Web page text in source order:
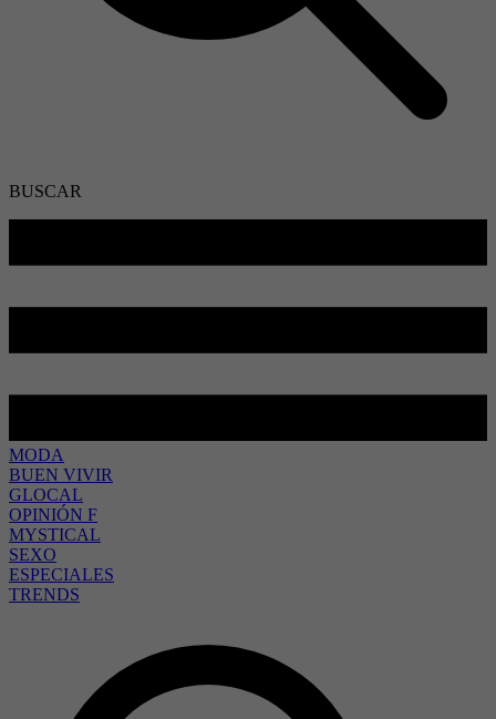
BUSCAR
MODA
BUEN VIVIR
GLOCAL
OPINIÓN F
MYSTICAL
SEXO
ESPECIALES
TRENDS